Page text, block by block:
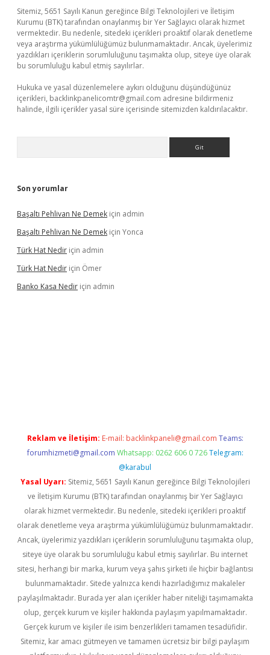
Sitemiz, 5651 Sayılı Kanun gereğince Bilgi Teknolojileri ve İletişim
Kurumu (BTK) tarafından onaylanmış bir Yer Sağlayıcı olarak hizmet
vermektedir. Bu nedenle, sitedeki içerikleri proaktif olarak denetleme
veya araştırma yükümlülüğümüz bulunmamaktadır. Ancak, üyelerimiz
yazdıkları içeriklerin sorumluluğunu taşımakta olup, siteye üye olarak
bu sorumluluğu kabul etmiş sayılırlar.
Hukuka ve yasal düzenlemelere aykırı olduğunu düşündüğünüz
içerikleri, backlinkpanelicomtr@gmail.com adresine bildirmeniz
halinde, ilgili içerikler yasal süre içerisinde sitemizden kaldırılacaktır.
Son yorumlar
Başaltı Pehlivan Ne Demek için admin
Başaltı Pehlivan Ne Demek için Yonca
Türk Hat Nedir için admin
Türk Hat Nedir için Ömer
Banko Kasa Nedir için admin
Reklam ve İletişim: E-mail: backlinkpaneli@gmail.com Teams:
forumhizmeti@gmail.com Whatsapp: 0262 606 0 726 Telegram:
@karabul
Yasal Uyarı: Sitemiz, 5651 Sayılı Kanun gereğince Bilgi Teknolojileri
ve İletişim Kurumu (BTK) tarafından onaylanmış bir Yer Sağlayıcı
olarak hizmet vermektedir. Bu nedenle, sitedeki içerikleri proaktif
olarak denetleme veya araştırma yükümlülüğümüz bulunmamaktadır.
Ancak, üyelerimiz yazdıkları içeriklerin sorumluluğunu taşımakta olup,
siteye üye olarak bu sorumluluğu kabul etmiş sayılırlar. Bu internet
sitesi, herhangi bir marka, kurum veya şahıs şirketi ile hiçbir bağlantısı
bulunmamaktadır. Sitede yalnızca kendi hazırladığımız makaleler
paylaşılmaktadır. Burada yer alan içerikler haber niteliği taşımamakta
olup, gerçek kurum ve kişiler hakkında paylaşım yapılmamaktadır.
Gerçek kurum ve kişiler ile isim benzerlikleri tamamen tesadüfidir.
Sitemiz, kar amacı gütmeyen ve tamamen ücretsiz bir bilgi paylaşım